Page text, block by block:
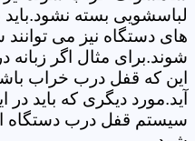
لباسشویی بسته
های دستگاه نیز می
شوند.برای مثال اگر
این که قفل درب خراب
آید.مورد دیگری که باید
سیستم قفل درب دستگاه